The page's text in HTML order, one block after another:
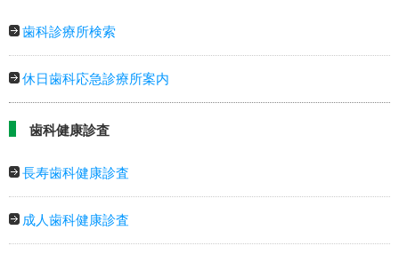
歯科診療所検索
休日歯科応急診療所案内
歯科健康診査
長寿歯科健康診査
成人歯科健康診査